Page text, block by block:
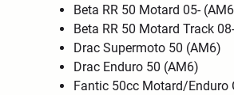
Beta RR 50 Motard 05-
Beta RR 50 Motard Track
Drac Supermoto 50 (AM6)
Drac Enduro 50 (AM6)
Fantic 50cc Motard/Enduro